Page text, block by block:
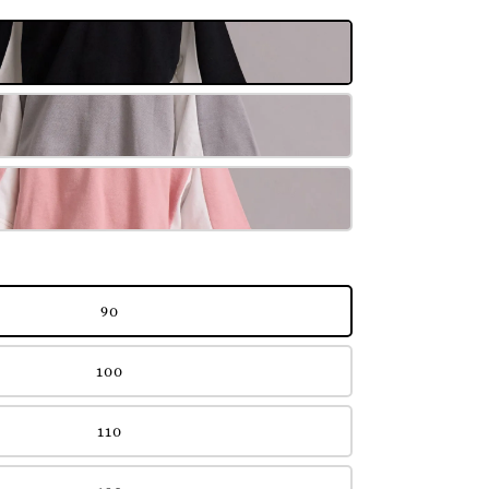
90
100
110